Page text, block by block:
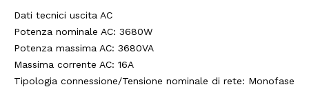
Dati tecnici uscita AC
Potenza nominale AC: 3680W
Potenza massima AC: 3680VA
Massima corrente AC: 16A
Tipologia connessione/Tensione nominale di rete: Monofase